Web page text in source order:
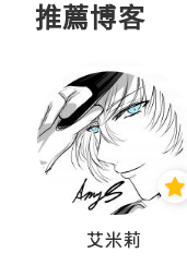
推薦博客
艾米莉